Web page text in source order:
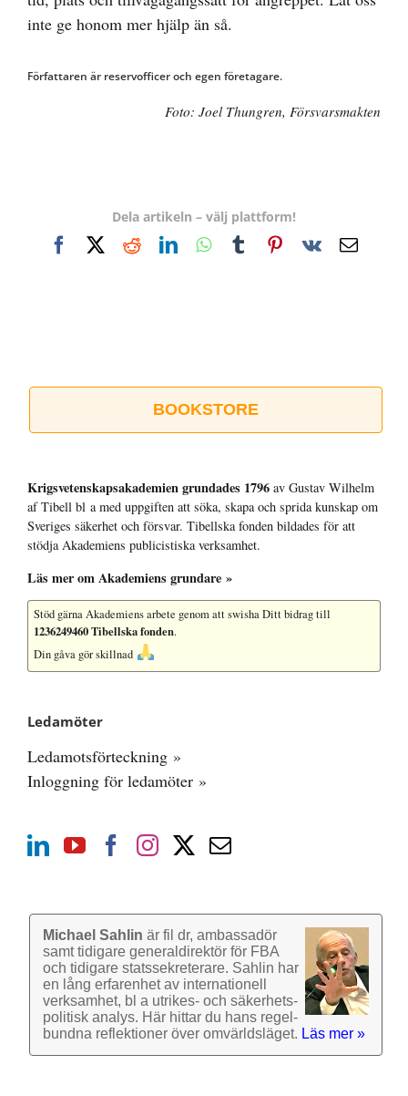
inte ge honom mer hjälp än så.
Författaren är reservofficer och egen företagare.
Foto: Joel Thungren, Försvarsmakten
Dela artikeln – välj plattform!
FacebookRedditLinkedInWhatsApp
TumblrPinterest
Vk
E-
BOOKSTORE
Krigsvetenskap­sakademien grundades 1796 av Gustav Wilhelm
af Tibell bl a med uppgiften att söka, skapa och sprida kunskap om
Sveriges säkerhet och försvar. Tibellska fonden bildades för att
stödja Akademiens publicistiska verksamhet.
Läs mer om Akademiens grundare »
Stöd gärna Akademiens arbete genom att swisha Ditt bidrag till
1236249460 Tibellska fonden.
Din gåva gör skillnad
Ledamöter
Ledamotsförteckning »
Inloggning för ledamöter »
Michael Sahlin är fil dr, ambassadör
samt tidigare general­direktör för FBA
och tidigare stats­sekre­terare. Sahlin har
en lång erfarenhet av inter­nationell
verk­samhet, bl a utrikes- och säkerhets­
politisk analys. Här hittar du hans regel­
bundna reflek­tioner över omvärlds­läget. Läs mer »